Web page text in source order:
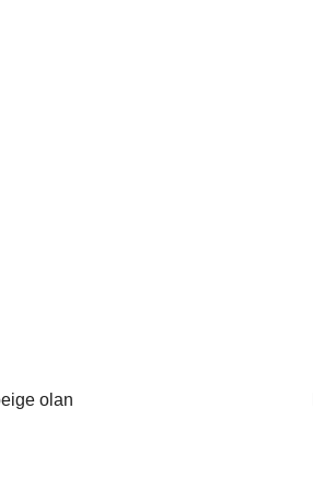
olan